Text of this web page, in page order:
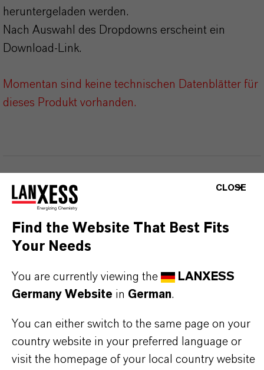
heruntergeladen werden.
Nach Auswahl des Dropdowns erscheint ein
Download-Link.
Momentan sind keine technischen Datenblätter für
dieses Produkt vorhanden.
CLOSE
Find the Website That Best Fits
Your Needs
You are currently viewing the
LANXESS
Germany Website in German.
You can either switch to the same page on your
country website in your preferred language or
visit the homepage of your local country website